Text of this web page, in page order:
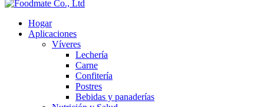
Hogar
Aplicaciones
Víveres
Lechería
Carne
Confitería
Postres
Bebidas y panaderías